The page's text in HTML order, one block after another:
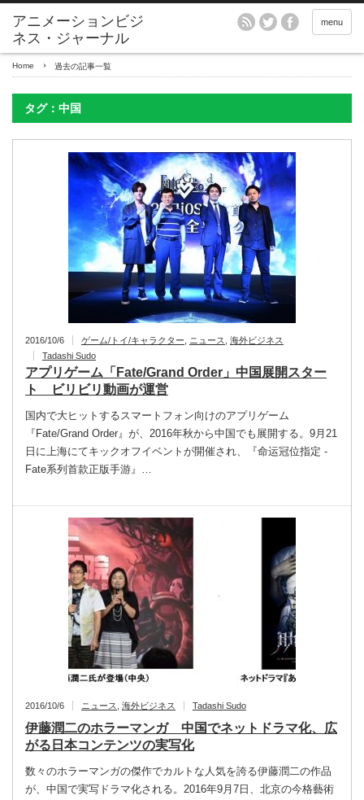
アニメーションビジ
ネス・ジャーナル
menu
Home 過去の記事一覧
タグ：中国
2016/10/6 ゲーム/トイ/キャラクター ニュース
海外ビジネス
Tadashi Sudo
アプリゲーム「Fate/Grand Order」中国展開スター
ト ビリビリ動画が運営
国内で大ヒットするスマートフォン向けのアプリゲーム
『Fate/Grand Order』が、2016年秋から中国でも展開する。9月21
日に上海にてキックオフイベントが開催され、『命运冠位指定 -
Fate系列首款正版手游』…
2016/10/6 ニュース 海外ビジネス Tadashi Sudo
伊藤潤二のホラーマンガ 中国でネットドラマ化、広
がる日本コンテンツの実写化
数々のホラーマンガの傑作でカルトな人気を誇る伊藤潤二の作品
が、中国で実写ドラマ化される。2016年9月7日、北京の今格藝術